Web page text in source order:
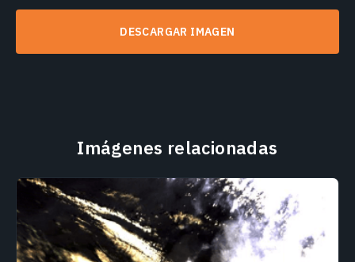
DESCARGAR IMAGEN
Imágenes relacionadas